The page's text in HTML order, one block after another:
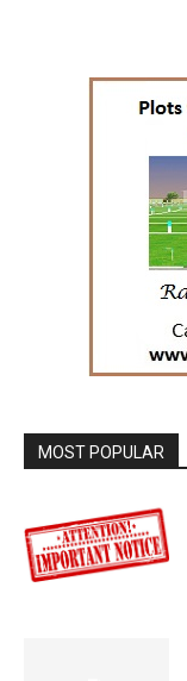
MOST POPULAR